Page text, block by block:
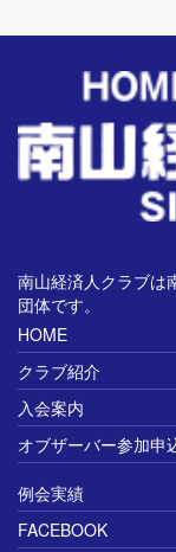
南山経済人クラブは
団体です。
HOME
クラブ紹介
入会案内
オブザーバー参加申
例会実績
FACEBOOK